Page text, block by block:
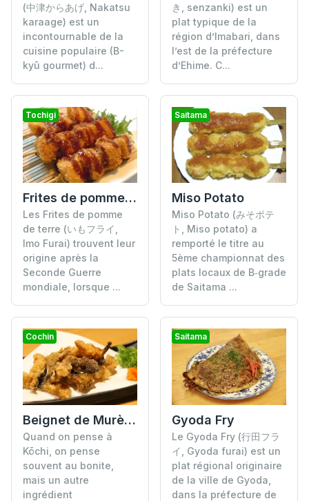
(中津からあげ, Nakatsu
karaage) est un
incontournable de la
cuisine populaire (B-
kyū gourmet) d...
き, senzanki) est un
plat typique de la
région d’Imabari, dans
l’est de la préfecture
d’Ehime. C...
Tochigi
Frites de pomme de terre
Les Frites de pomme
de terre (いもフライ,
Imo Furai) trouvent leur
origine après la
Seconde Guerre
mondiale, lorsque ...
Saitama
Miso Potato
Miso Potato (みそポテ
ト, Miso potato) a
remporté le titre au
5ème championnat des
plats locaux de B‑grade
de Saitama ...
Cochin
Beignet de Murène
Quand on pense à
Kōchi, on pense
souvent au bonite,
mais un autre
ingrédient
Saitama
Gyoda Fry
Le Gyoda Fry (行田フラ
イ, Gyoda furai) est un
plat régional originaire
de la ville de Gyoda,
dans la préfecture de